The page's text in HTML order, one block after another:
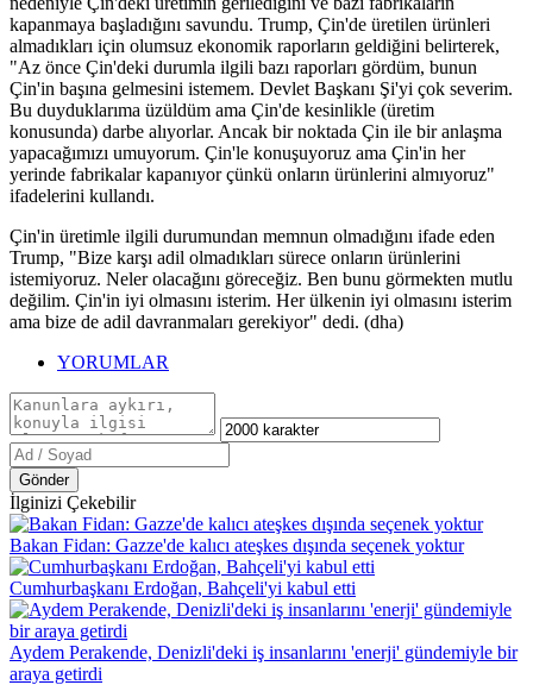
kapanmaya başladığını savundu. Trump, Çin'de üretilen ürünleri
almadıkları için olumsuz ekonomik raporların geldiğini belirterek,
"Az önce Çin'deki durumla ilgili bazı raporları gördüm, bunun
Çin'in başına gelmesini istemem. Devlet Başkanı Şi'yi çok severim.
Bu duyduklarıma üzüldüm ama Çin'de kesinlikle (üretim
konusunda) darbe alıyorlar. Ancak bir noktada Çin ile bir anlaşma
yapacağımızı umuyorum. Çin'le konuşuyoruz ama Çin'in her
yerinde fabrikalar kapanıyor çünkü onların ürünlerini almıyoruz"
ifadelerini kullandı.
Çin'in üretimle ilgili durumundan memnun olmadığını ifade eden
Trump, "Bize karşı adil olmadıkları sürece onların ürünlerini
istemiyoruz. Neler olacağını göreceğiz. Ben bunu görmekten mutlu
değilim. Çin'in iyi olmasını isterim. Her ülkenin iyi olmasını isterim
ama bize de adil davranmaları gerekiyor" dedi. (dha)
YORUMLAR
Gönder
İlginizi Çekebilir
Bakan Fidan: Gazze'de kalıcı ateşkes dışında seçenek yoktur
Cumhurbaşkanı Erdoğan, Bahçeli'yi kabul etti
Aydem Perakende, Denizli'deki iş insanlarını 'enerji' gündemiyle bir
araya getirdi